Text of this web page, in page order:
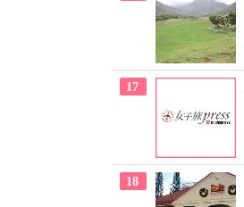
17
18